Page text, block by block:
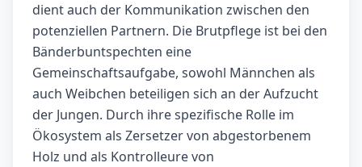
dient auch der Kommunikation zwischen den
potenziellen Partnern. Die Brutpflege ist bei den
Bänderbuntspechten eine
Gemeinschaftsaufgabe, sowohl Männchen als
auch Weibchen beteiligen sich an der Aufzucht
der Jungen. Durch ihre spezifische Rolle im
Ökosystem als Zersetzer von abgestorbenem
Holz und als Kontrolleure von